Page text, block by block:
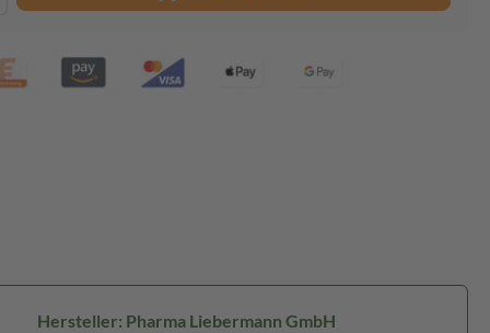
Hersteller: Pharma Liebermann GmbH